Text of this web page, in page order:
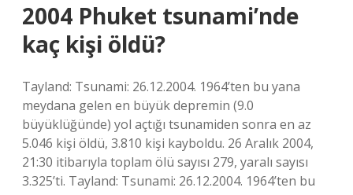
2004 Phuket tsunami’nde
kaç kişi öldü?
Tayland: Tsunami: 26.12.2004. 1964’ten bu yana
meydana gelen en büyük depremin (9.0
büyüklüğünde) yol açtığı tsunamiden sonra en az
5.046 kişi öldü, 3.810 kişi kayboldu. 26 Aralık 2004,
21:30 itibarıyla toplam ölü sayısı 279, yaralı sayısı
3.325’ti. Tayland: Tsunami: 26.12.2004. 1964’ten bu